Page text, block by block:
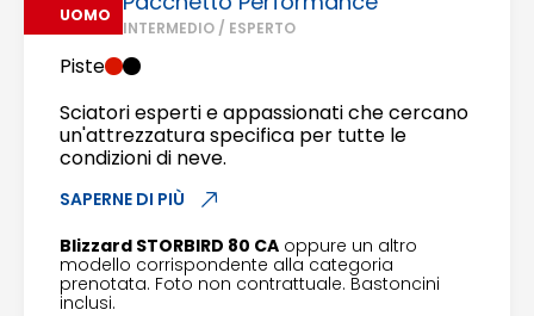
UOMO
INTERMEDIO / ESPERTO
Piste
Sciatori esperti e appassionati che cercano
un'attrezzatura specifica per tutte le
condizioni di neve.
SAPERNE DI PIÙ
Blizzard STORBIRD 80 CA oppure un altro
modello corrispondente alla categoria
prenotata. Foto non contrattuale. Bastoncini
inclusi.